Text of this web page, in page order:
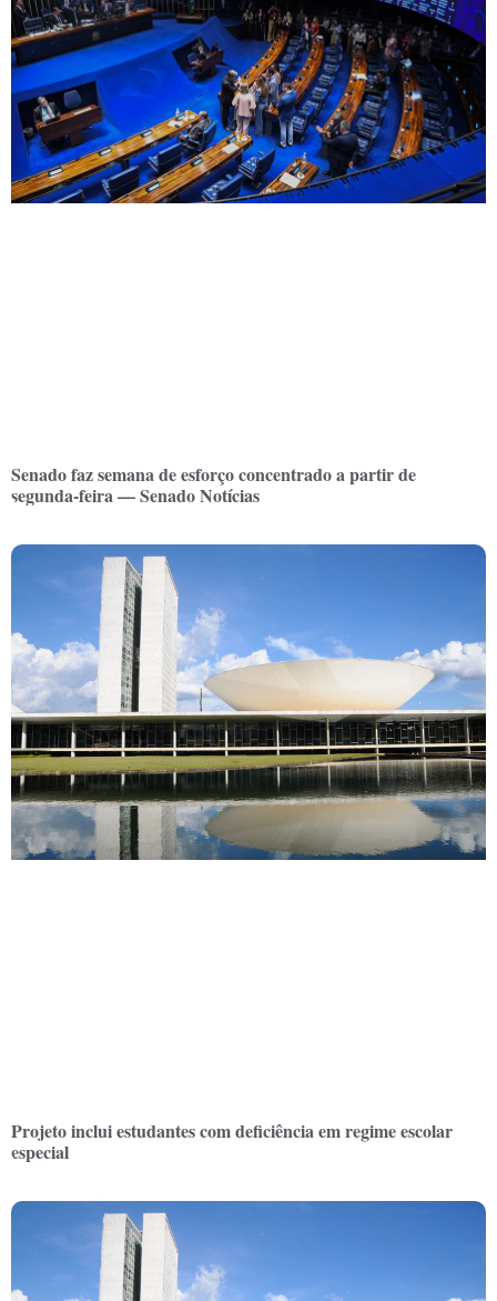
Senado faz semana de esforço concentrado a partir de
segunda-feira — Senado Notícias
Projeto inclui estudantes com deficiência em regime escolar
especial